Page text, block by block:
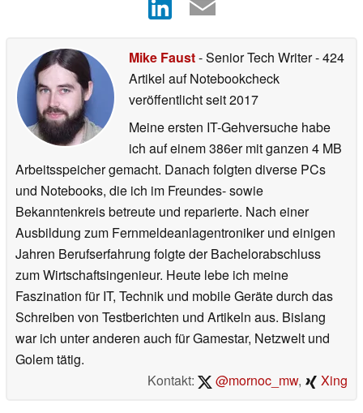
Mike Faust- Senior Tech Writer- 424
Artikel auf Notebookcheck
veröffentlichtseit 2017
Meine ersten IT-Gehversuche habe
ich auf einem 386er mit ganzen 4 MB
Arbeitsspeicher gemacht. Danach folgten diverse PCs
und Notebooks, die ich im Freundes- sowie
Bekanntenkreis betreute und reparierte. Nach einer
Ausbildung zum Fernmeldeanlagentroniker und einigen
Jahren Berufserfahrung folgte der Bachelorabschluss
zum Wirtschaftsingenieur. Heute lebe ich meine
Faszination für IT, Technik und mobile Geräte durch das
Schreiben von Testberichten und Artikeln aus. Bislang
war ich unter anderen auch für Gamestar, Netzwelt und
Golem tätig.
Kontakt:
@mornoc_mw, Xing